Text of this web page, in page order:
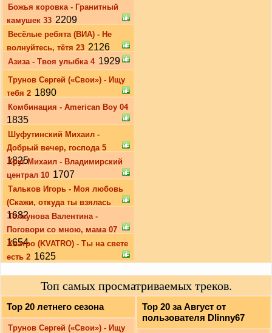
Божья коровка - Гранитный
камушек 33 2209
Весёлые ребята (ВИА) - Не
волнуйтесь, тётя 23 2126
Азиза - Твоя улыбка 4 1929
Трунов Сергей («Свои») - Ищу
тебя 2 1890
Комбинация - American Boy 04
1835
Шуфутинский Михаил -
Добрый вечер, господа 5
1825
Круг Михаил - Владимирский
централ 10 1707
Тальков Игорь - Моя любовь
(Скажи, откуда ты взялась
1682
Толкунова Валентина -
Поговори со мною, мама 07
1654
Кватро (KVATRO) - Ты на свете
есть 2 1625
Топ самых просматриваемых треков.
Top 20 летнего сезона
Трунов Сергей («Свои») - Ищу
Top 20 за Август от
пользователя Dlinny67